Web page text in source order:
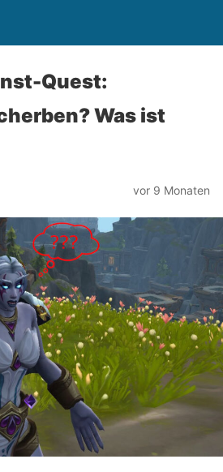
Quest:
Was ist
vor 9 Monaten